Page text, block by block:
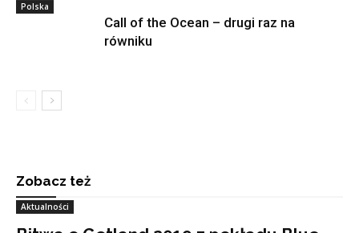
Polska
Call of the Ocean – drugi raz na
równiku
Zobacz też
Aktualności